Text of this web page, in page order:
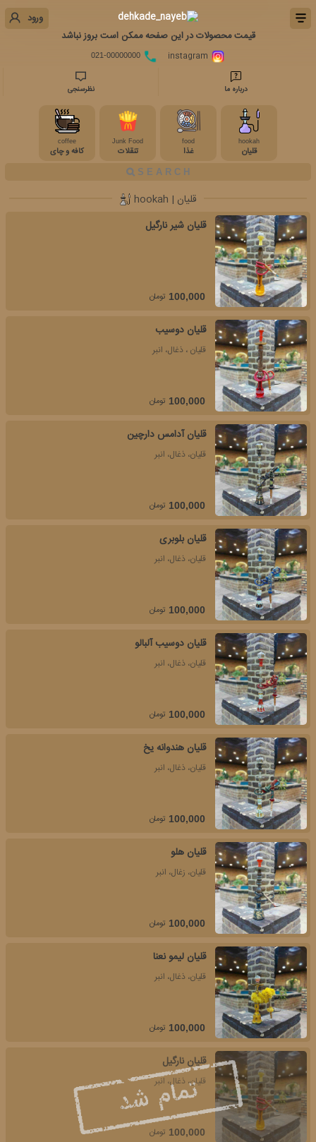
ورود
قیمت محصولات در این صفحه ممکن است بروز نباشد
021-00000000
درباره ما نظرسنجی
hookah
قلیان
food
غذا
Junk Food
تنقلات
coffee
کافه و چای
قلیان | hookah
قلیان شیر نارگیل
100,000 تومان
قلیان دوسیب
قلیان ، ذغال، انبر
100,000 تومان
قلیان آدامس دارچین
قلیان، ذغال، انبر
100,000 تومان
قلیان بلوبری
قلیان، ذغال، انبر
100,000 تومان
قلیان دوسیب آلبالو
قلیان، ذغال، انبر
100,000 تومان
قلیان هندوانه یخ
قلیان، ذغال، انبر
100,000 تومان
قلیان هلو
قلیان، زغال، انبر
100,000 تومان
قلیان لیمو نعنا
قلیان، ذغال، انبر
100,000 تومان
قلیان نارگیل
قلیان، ذغال، انبر
100,000 تومان